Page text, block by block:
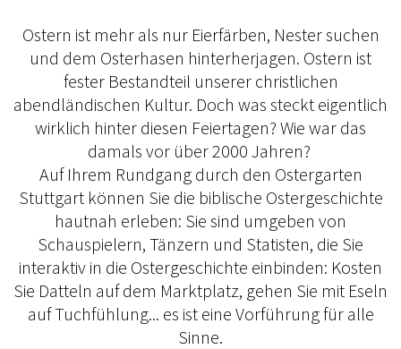
Ostern ist mehr als nur Eierfärben, Nester suchen
und dem Osterhasen hinterherjagen. Ostern ist
fester Bestandteil unserer christlichen
abendländischen Kultur. Doch was steckt eigentlich
wirklich hinter diesen Feiertagen? Wie war das
damals vor über 2000 Jahren?
Auf Ihrem Rundgang durch den Ostergarten
Stuttgart können Sie die biblische Ostergeschichte
hautnah erleben: Sie sind umgeben von
Schauspielern, Tänzern und Statisten, die Sie
interaktiv in die Ostergeschichte einbinden: Kosten
Sie Datteln auf dem Marktplatz, gehen Sie mit Eseln
auf Tuchfühlung... es ist eine Vorführung für alle
Sinne.